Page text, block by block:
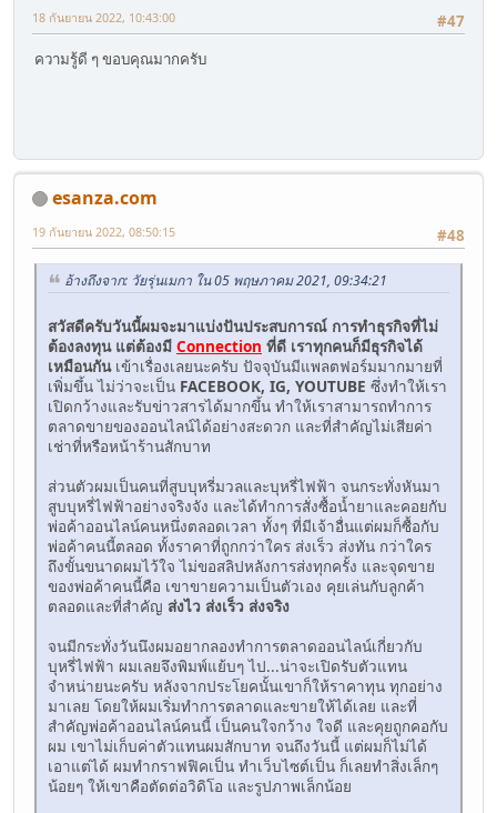
#47
18 กันยายน 2022, 10:43:00
ความรู้ดี ๆ ขอบคุณมากครับ
esanza.com
#48
19 กันยายน 2022, 08:50:15
อ้างถึงจาก: วัยรุ่นเมกา ใน 05 พฤษภาคม 2021, 09:34:21
สวัสดีครับวันนี้ผมจะมาแบ่งปันประสบการณ์ การทำธุรกิจที่ไม่
ต้องลงทุน แต่ต้องมี Connection ที่ดี เราทุกคนก็มีธุรกิจได้
เหมือนกันเข้าเรื่องเลยนะครับ ปัจจุบันมีแพลตฟอร์มมากมายที่
เพิ่มขึ้น ไม่ว่าจะเป็น FACEBOOK, IG, YOUTUBE ซึ่งทำให้เรา
เปิดกว้างและรับข่าวสารได้มากขึ้น ทำให้เราสามารถทำการ
ตลาดขายของออนไลน์ได้อย่างสะดวก และที่สำคัญไม่เสียค่า
เช่าที่หรือหน้าร้านสักบาท
ส่วนตัวผมเป็นคนที่สูบบุหรี่มวลและบุหรี่ไฟฟ้า จนกระทั่งหันมา
สูบบุหรี่ไฟฟ้าอย่างจริงจัง และได้ทำการสั่งซื้อน้ำยาและคอยกับ
พ่อค้าออนไลน์คนหนึ่งตลอดเวลา ทั้งๆ ที่มีเจ้าอื่นแต่ผมก็ซื้อกับ
พ่อค้าคนนี้ตลอด ทั้งราคาที่ถูกกว่าใคร ส่งเร็ว ส่งทัน กว่าใคร
ถึงขั้นขนาดผมไว้ใจ ไม่ขอสลิปหลังการส่งทุกครั้ง และจุดขาย
ของพ่อค้าคนนี้คือ เขาขายความเป็นตัวเอง คุยเล่นกับลูกค้า
ตลอดและที่สำคัญ ส่งไว ส่งเร็ว ส่งจริง
จนมีกระทั่งวันนึงผมอยากลองทำการตลาดออนไลน์เกี่ยวกับ
บุหรี่ไฟฟ้า ผมเลยจึงพิมพ์แย้บๆ ไป...น่าจะเปิดรับตัวแทน
จำหน่ายนะครับ หลังจากประโยคนั้นเขาก็ให้ราคาทุน ทุกอย่าง
มาเลย โดยให้ผมเริ่มทำการตลาดและขายให้ได้เลย และที่
สำคัญพ่อค้าออนไลน์คนนี้ เป็นคนใจกว้าง ใจดี และคุยถูกคอกับ
ผม เขาไม่เก็บค่าตัวแทนผมสักบาท จนถึงวันนี้ แต่ผมก็ไม่ได้
เอาแต่ได้ ผมทำกราฟฟิคเป็น ทำเว็บไซต์เป็น ก็เลยทำสิ่งเล็กๆ
น้อยๆ ให้เขาคือตัดต่อวิดิโอ และรูปภาพเล็กน้อย